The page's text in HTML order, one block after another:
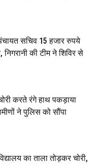
सचिव 15 हजार रुपये
की टीम ने शिविर से
करते रंगे हाथ पकड़ाया
ने पुलिस को सौंपा
का ताला तोड़कर चोरी,